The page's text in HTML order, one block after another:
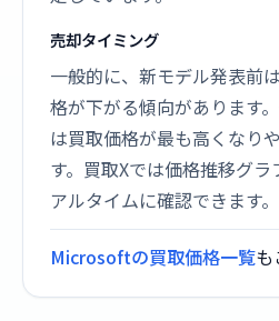
売却タイミング
一般的に、新モデル発表前
格が下がる傾向があります
は買取価格が最も高くなり
す。買取Xでは価格推移グ
アルタイムに確認できます。
Microsoftの買取価格一覧も